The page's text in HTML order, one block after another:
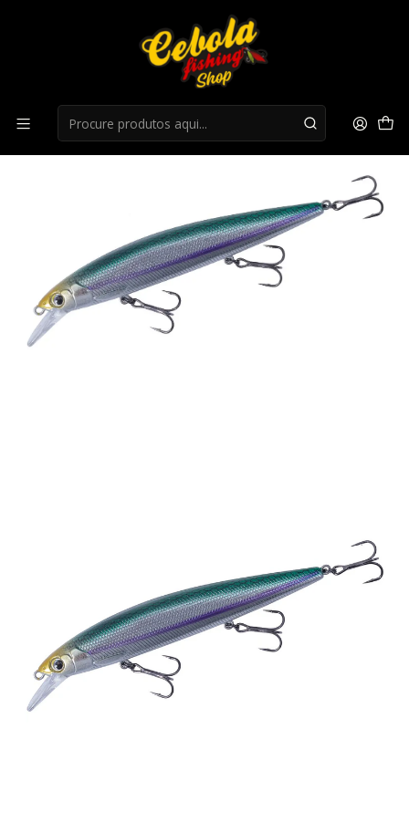
Jerkbaits
Jerkbait Majorcraft Ceana Jerkbait 110sps - blue back
silver